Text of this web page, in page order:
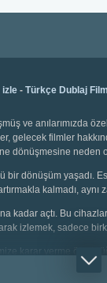
izle - Türkçe Dublaj
ve anılarımızda
gelecek filmler
dönüşmesine neden
dönüşüm yaşadı.
kalmadı,
kadar açtı. Bu
izlemek, sadece
karar verme
için aksiyon dolu